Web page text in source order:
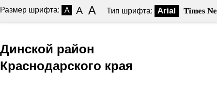
Размер шрифта: A A A Тип шрифта: Arial Times
Динской район
Краснодарского края